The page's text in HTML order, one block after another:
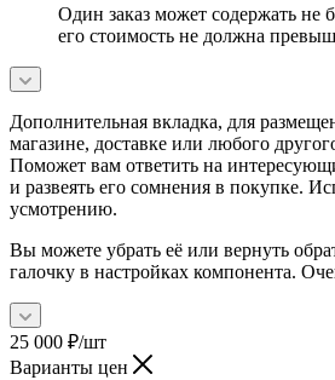
Один заказ может содержать не
его стоимость не должна
Дополнительная вкладка, для
магазине, доставке или любого
Поможет вам ответить на
и развеять его сомнения в покупке.
усмотрению.
Вы можете убрать её или вернуть
галочку в настройках компонента.
25 000 ₽/шт
Варианты цен